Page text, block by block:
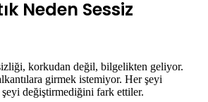
Neden Sessiz
korkudan değil, bilgelikten geliyor.
girmek istemiyor. Her şeyi
şeyi değiştirmediğini fark ettiler.